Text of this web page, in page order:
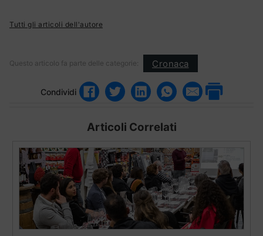
Tutti gli articoli dell'autore
Questo articolo fa parte delle categorie: Cronaca
Condividi
Articoli Correlati